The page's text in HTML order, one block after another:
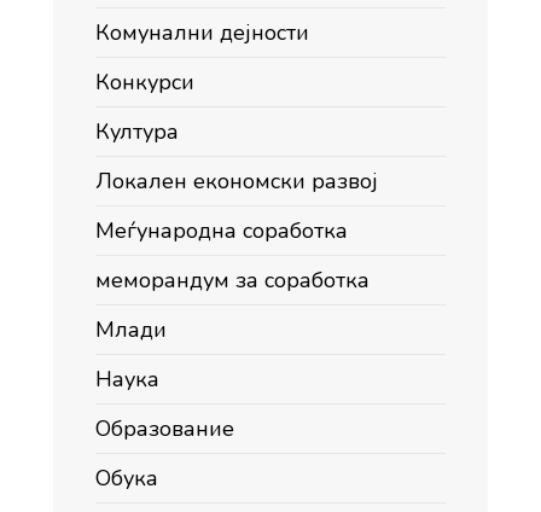
Комунални дејности
Конкурси
Култура
Локален економски развој
Меѓународна соработка
меморандум за соработка
Млади
Наука
Образование
Обука